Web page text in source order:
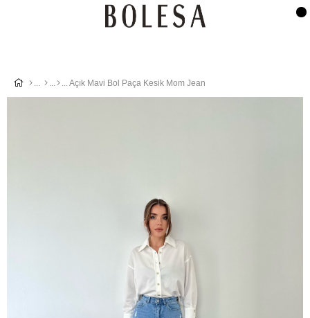
Açık Mavi Bol Paça Kesik Mom Jean